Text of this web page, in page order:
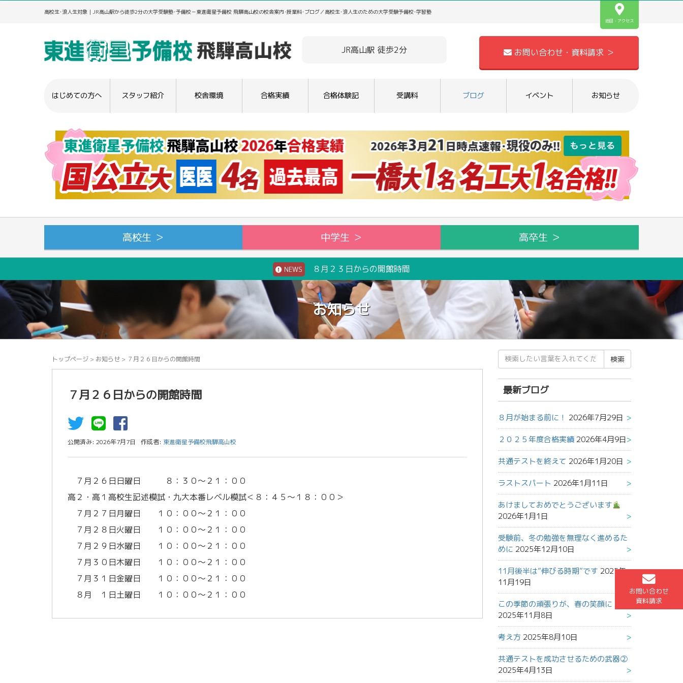
高校生･浪人生対象｜JR高山駅から徒歩2分の大学受験塾･予備校－東進衛星予備校 飛騨高山校の校舎案内･授業料･ブログ／高校生･浪人生のための大学受験予備校･学習塾
地図・アクセス
JR高山駅 徒歩2分 お問い合わせ・資料請求 ＞
はじめての方へ スタッフ紹介 校舎環境 合格実績 合格体験記 受講料 ブログ イベント お知らせ
高校生 ＞ 中学生 ＞ 高卒生 ＞
お問い合わせ
資料請求
NEWS ８月２３日からの開館時間
お知らせ
トップページ > お知らせ > ７月２６日からの開館時間
７月２６日からの開館時間
公開済み: 2026年7月7日 作成者: 東進衛星予備校飛騨高山校
７月２６日日曜日 ８：３０～２１：００
高２・高１高校生記述模試・九大本番レベル模試＜８：４５～１８：００＞
７月２７日月曜日 １０：００～２１：００
７月２８日火曜日 １０：００～２１：００
７月２９日水曜日 １０：００～２１：００
７月３０日木曜日 １０：００～２１：００
７月３１日金曜日 １０：００～２１：００
８月 １日土曜日 １０：００～２１：００
検
索
結
果:
最新ブログ
８月が始まる前に！ 2026年7月29日
２０２５年度合格実績 2026年4月9日
共通テストを終えて 2026年1月20日
ラストスパート 2026年1月11日
あけましておめでとうございます
2026年1月1日
受験前、冬の勉強を無理なく進めるた
めに 2025年12月10日
11月後半は”伸びる時期”です 2025年
11月19日
この季節の頑張りが、春の笑顔に
2025年11月8日
考え方 2025年8月10日
共通テストを成功させるための武器②
2025年4月13日